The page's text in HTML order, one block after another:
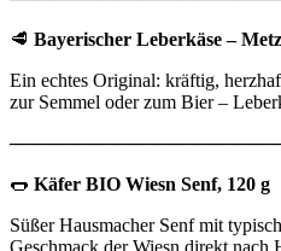
🥩 Bayerischer Leberkäse –
Ein echtes Original: kräftig,
zur Semmel oder zum Bier –
🌭 Käfer BIO Wiesn Senf, 120 g
Süßer Hausmacher Senf mit